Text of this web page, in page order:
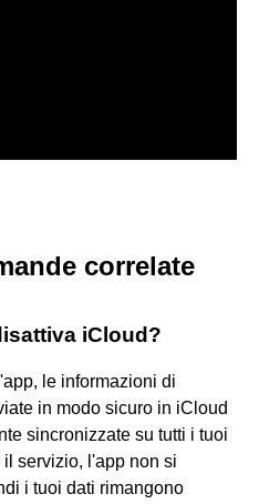
correlate
iCloud?
le informazioni di
in modo sicuro in iCloud
sincronizzate su tutti i tuoi
servizio, l'app non si
i tuoi dati rimangono